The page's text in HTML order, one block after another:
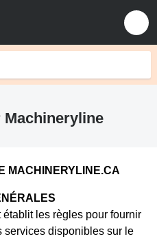
MACHINERYLINE.CA
les règles pour fournir
services disponibles sur le